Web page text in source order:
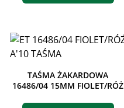
TAŚMA ŻAKARDOWA
16486/04 15MM FIOLET/RÓŻ